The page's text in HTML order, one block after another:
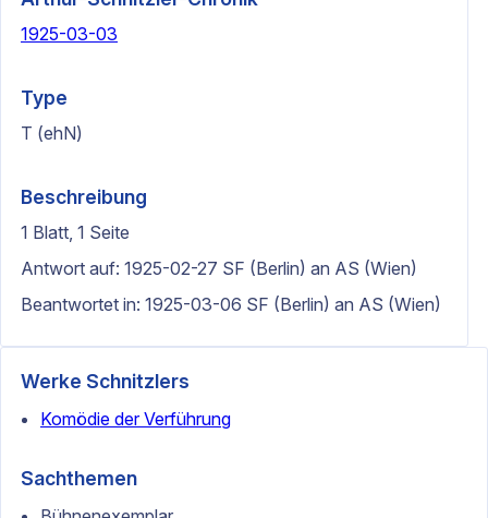
1925-03-03
Type
T (ehN)
Beschreibung
1 Blatt, 1 Seite
Antwort auf: 1925-02-27 SF (Berlin) an AS (Wien)
Beantwortet in: 1925-03-06 SF (Berlin) an AS (Wien)
Werke Schnitzlers
Komödie der Verführung
Sachthemen